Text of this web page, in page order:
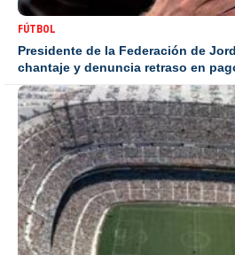
FÚTBOL
Presidente de la Federación de
chantaje y denuncia retraso en